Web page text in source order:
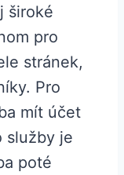
široké
pro
stránek,
Pro
mít účet
služby je
poté